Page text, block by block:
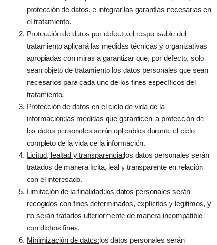
protección de datos, e integrar las garantías necesarias en
el tratamiento.
Protección de datos por defecto:el responsable del
tratamiento aplicará las medidas técnicas y organizativas
apropiadas con miras a garantizar que, por defecto, solo
sean objeto de tratamiento los datos personales que sean
necesarios para cada uno de los fines específicos del
tratamiento.
Protección de datos en el ciclo de vida de la
información:las medidas que garanticen la protección de
los datos personales serán aplicables durante el ciclo
completo de la vida de la información.
Licitud, lealtad y transparencia:los datos personales serán
tratados de manera lícita, leal y transparente en relación
con el interesado.
Limitación de la finalidad:los datos personales serán
recogidos con fines determinados, explícitos y legítimos, y
no serán tratados ulteriormente de manera incompatible
con dichos fines.
Minimización de datos:los datos personales serán